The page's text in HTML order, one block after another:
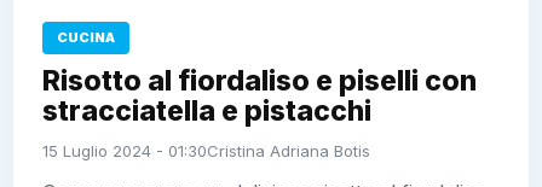
CUCINA
Risotto al fiordaliso e piselli con
stracciatella e pistacchi
15 Luglio 2024 - 01:30Cristina Adriana Botis